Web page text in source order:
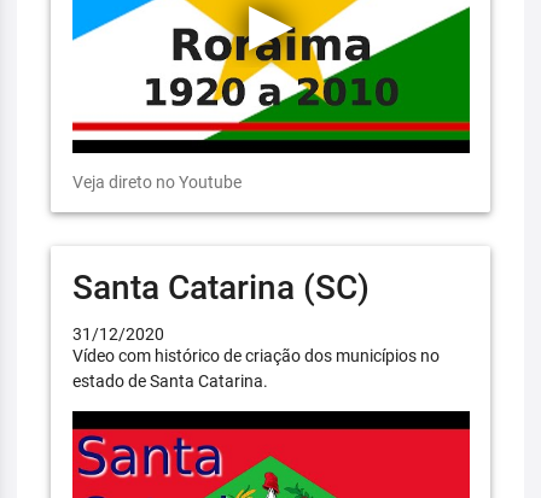
Veja direto no Youtube
Santa Catarina (SC)
31/12/2020
Vídeo com histórico de criação dos municípios no
estado de Santa Catarina.